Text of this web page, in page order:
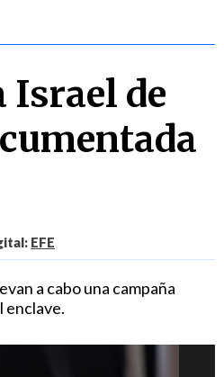
Israel de
EFE
a cabo una campaña
enclave.